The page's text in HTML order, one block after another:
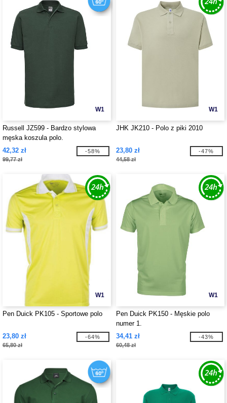
W1
Russell JZ599 - Bardzo stylowa
męska koszula polo.
42,32 zł
99,77 zł
-58%
W1
JHK JK210 - Polo z piki 2010
23,80 zł
44,58 zł
-47%
W1
Pen Duick PK105 - Sportowe polo
23,80 zł
65,80 zł
-64%
W1
Pen Duick PK150 - Męskie polo
numer 1.
34,41 zł
60,48 zł
-43%